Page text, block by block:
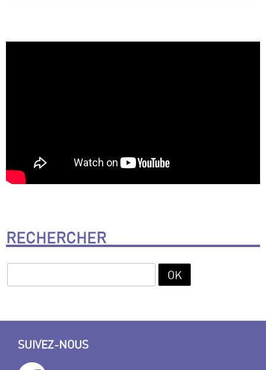
RECHERCHER
SUIVEZ-NOUS